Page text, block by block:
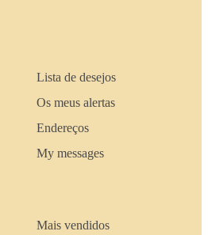
Lista de desejos
Os meus alertas
Endereços
My messages
Mais vendidos